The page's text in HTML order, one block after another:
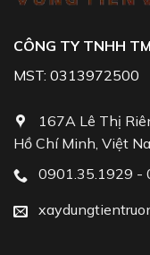
CÔNG TY TNHH
MST: 0313972500
167A Lê Thị
Hồ Chí Minh, Việt
0901.35.1929 -